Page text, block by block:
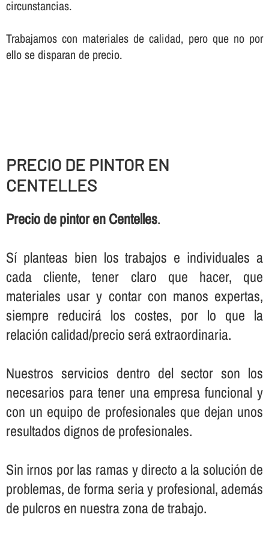
circunstancias.
Trabajamos con materiales de calidad, pero que no por
ello se disparan de precio.
PRECIO DE PINTOR EN
CENTELLES
Precio de pintor en Centelles.
Sí­ planteas bien los trabajos e individuales a
cada cliente, tener claro que hacer, que
materiales usar y contar con manos expertas,
siempre reducirá los costes, por lo que la
relación calidad/precio será extraordinaria.
Nuestros servicios dentro del sector son los
necesarios para tener una empresa funcional y
con un equipo de profesionales que dejan unos
resultados dignos de profesionales.
Sin irnos por las ramas y directo a la solución de
problemas, de forma seria y profesional, además
de pulcros en nuestra zona de trabajo.